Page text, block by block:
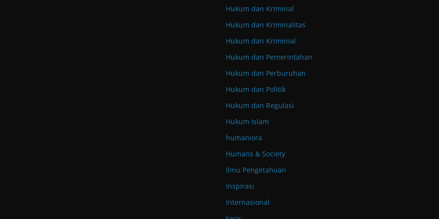
Hukum dan Kriminal
Hukum dan Kriminalitas
Hukum dan Kriminial
Hukum dan Pemerintahan
Hukum dan Perburuhan
Hukum dan Politik
Hukum dan Regulasi
Hukum Islam
humaniora
Humans & Society
Ilmu Pengetahuan
Inspirasi
Internasional